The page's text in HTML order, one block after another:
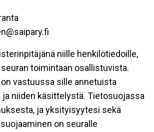
niille henkilötiedoille,
toimintaan osallistuvista.
vastuussa sille annetuista
niiden käsittelystä. Tietosuojassa
ja yksityisyytesi sekä
on seuralle